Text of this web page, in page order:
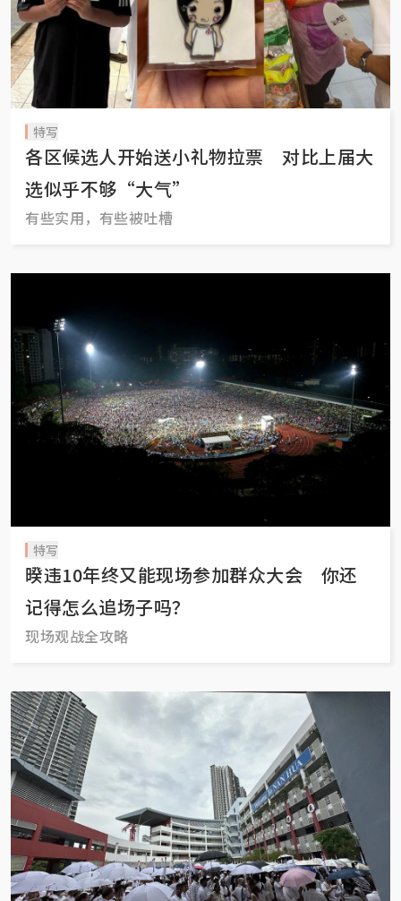
特写
各区候选人开始送小礼物拉票 对比上届大
选似乎不够“大气”
有些实用，有些被吐槽
特写
暌违10年终又能现场参加群众大会 你还
记得怎么追场子吗？
现场观战全攻略